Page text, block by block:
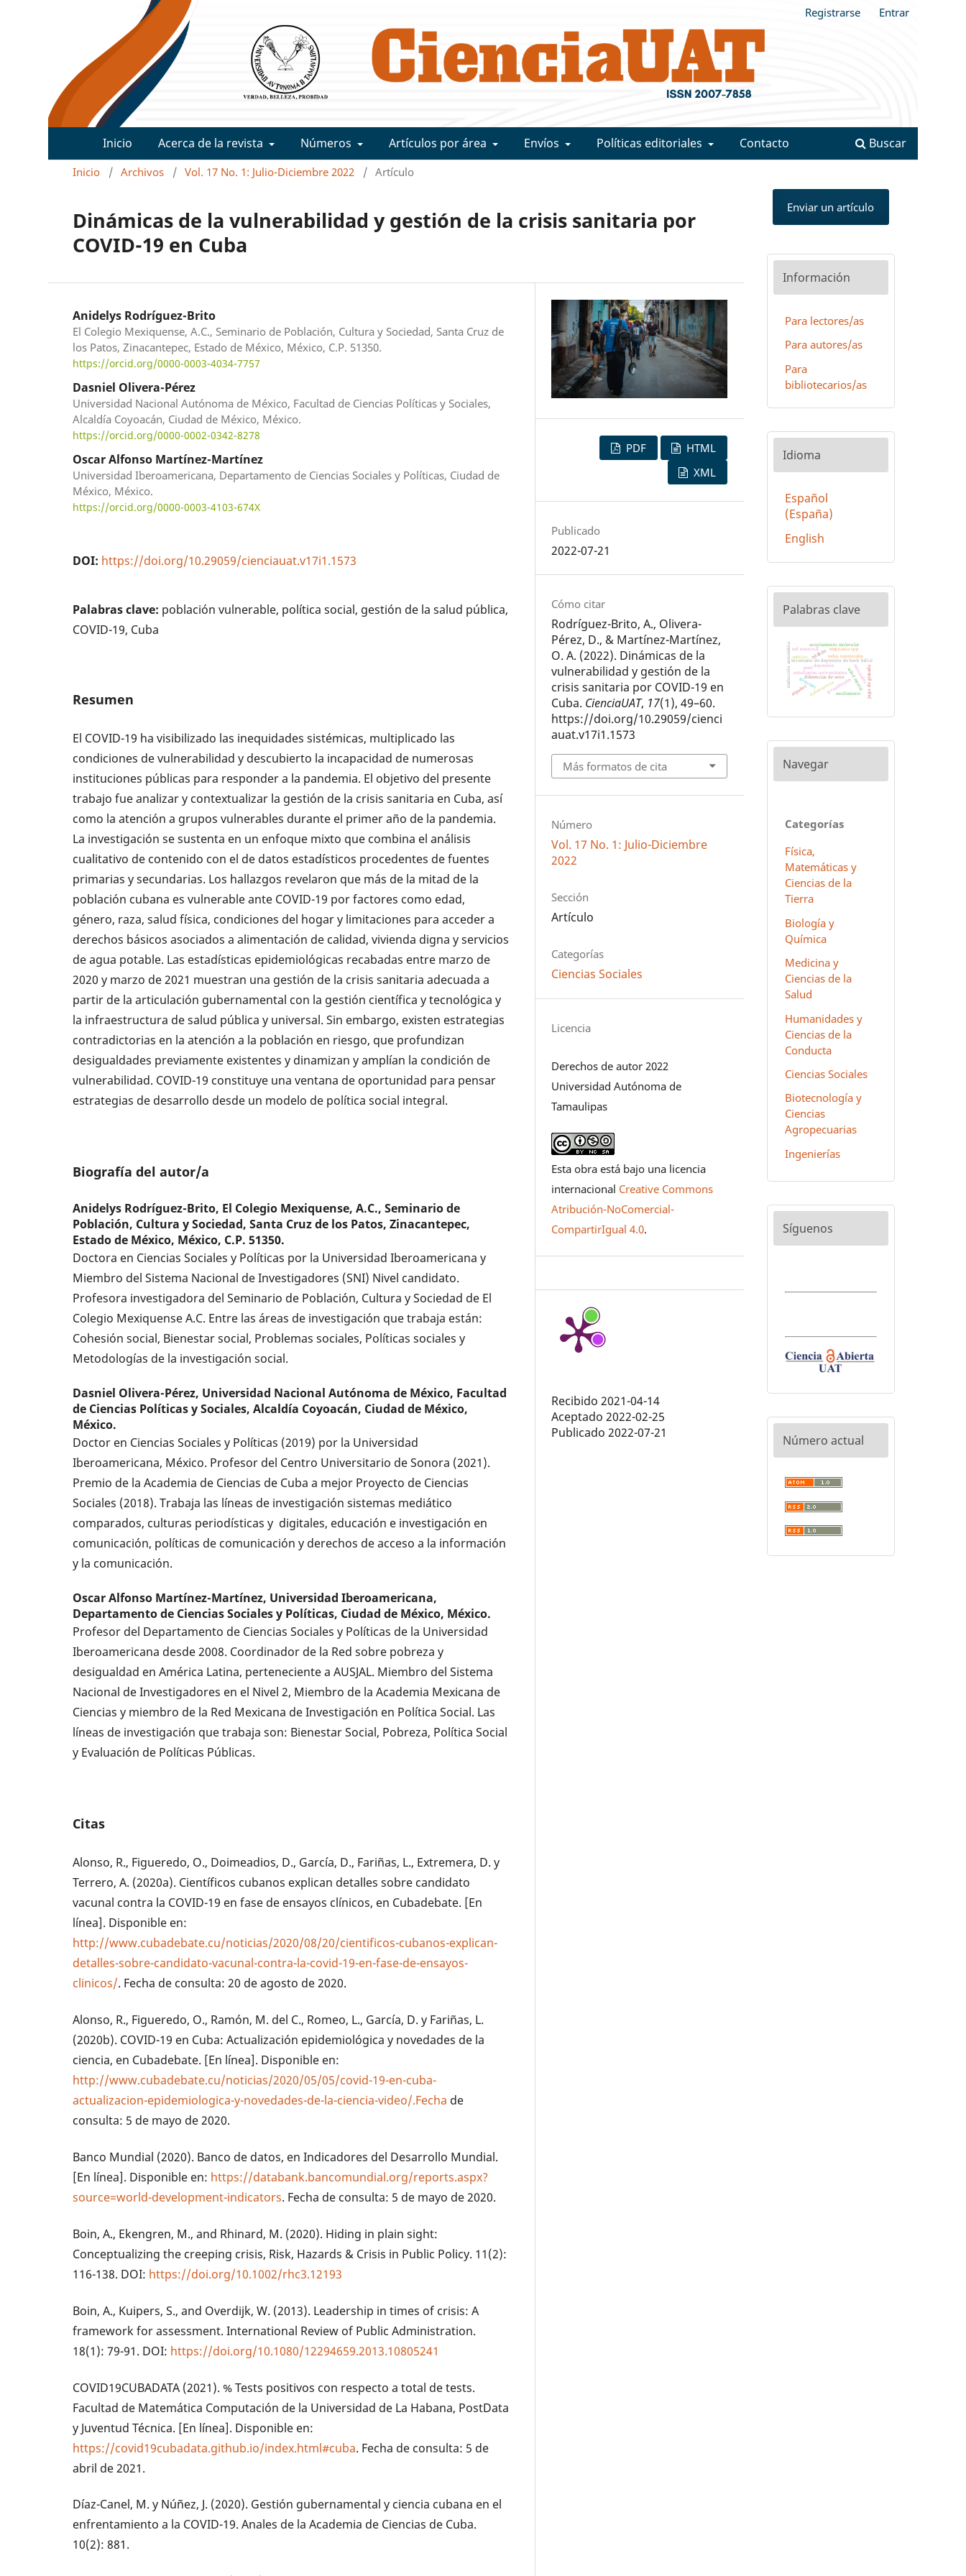
Inicio Acerca de la revista Números Artículos por área Envíos Políticas editoriales Contacto Buscar
Registrarse Entrar
Inicio / Archivos / Vol. 17 No. 1: Julio-Diciembre 2022 / Artículo
Dinámicas de la vulnerabilidad y gestión de la crisis sanitaria por
COVID-19 en Cuba
Anidelys Rodríguez-Brito
El Colegio Mexiquense, A.C., Seminario de Población, Cultura y Sociedad, Santa Cruz de
los Patos, Zinacantepec, Estado de México, México, C.P. 51350.
https://orcid.org/0000-0003-4034-7757
Dasniel Olivera-Pérez
Universidad Nacional Autónoma de México, Facultad de Ciencias Políticas y Sociales,
Alcaldía Coyoacán, Ciudad de México, México.
https://orcid.org/0000-0002-0342-8278
Oscar Alfonso Martínez-Martínez
Universidad Iberoamericana, Departamento de Ciencias Sociales y Políticas, Ciudad de
México, México.
https://orcid.org/0000-0003-4103-674X
DOI: https://doi.org/10.29059/cienciauat.v17i1.1573
Palabras clave: población vulnerable, política social, gestión de la salud pública,
COVID-19, Cuba
Resumen
El COVID-19 ha visibilizado las inequidades sistémicas, multiplicado las
condiciones de vulnerabilidad y descubierto la incapacidad de numerosas
instituciones públicas para responder a la pandemia. El objetivo del presente
trabajo fue analizar y contextualizar la gestión de la crisis sanitaria en Cuba, así
como la atención a grupos vulnerables durante el primer año de la pandemia.
La investigación se sustenta en un enfoque mixto que combina el análisis
cualitativo de contenido con el de datos estadísticos procedentes de fuentes
primarias y secundarias. Los hallazgos revelaron que más de la mitad de la
población cubana es vulnerable ante COVID-19 por factores como edad,
género, raza, salud física, condiciones del hogar y limitaciones para acceder a
derechos básicos asociados a alimentación de calidad, vivienda digna y servicios
de agua potable. Las estadísticas epidemiológicas recabadas entre marzo de
2020 y marzo de 2021 muestran una gestión de la crisis sanitaria adecuada a
partir de la articulación gubernamental con la gestión científica y tecnológica y
la infraestructura de salud pública y universal. Sin embargo, existen estrategias
contradictorias en la atención a la población en riesgo, que profundizan
desigualdades previamente existentes y dinamizan y amplían la condición de
vulnerabilidad. COVID-19 constituye una ventana de oportunidad para pensar
estrategias de desarrollo desde un modelo de política social integral.
Biografía del autor/a
Anidelys Rodríguez-Brito, El Colegio Mexiquense, A.C., Seminario de
Población, Cultura y Sociedad, Santa Cruz de los Patos, Zinacantepec,
Estado de México, México, C.P. 51350.
Doctora en Ciencias Sociales y Políticas por la Universidad Iberoamericana y
Miembro del Sistema Nacional de Investigadores (SNI) Nivel candidato.
Profesora investigadora del Seminario de Población, Cultura y Sociedad de El
Colegio Mexiquense A.C. Entre las áreas de investigación que trabaja están:
Cohesión social, Bienestar social, Problemas sociales, Políticas sociales y
Metodologías de la investigación social.
Dasniel Olivera-Pérez, Universidad Nacional Autónoma de México, Facultad
de Ciencias Políticas y Sociales, Alcaldía Coyoacán, Ciudad de México,
México.
Doctor en Ciencias Sociales y Políticas (2019) por la Universidad
Iberoamericana, México. Profesor del Centro Universitario de Sonora (2021).
Premio de la Academia de Ciencias de Cuba a mejor Proyecto de Ciencias
Sociales (2018). Trabaja las líneas de investigación sistemas mediático
comparados, culturas periodísticas y digitales, educación e investigación en
comunicación, políticas de comunicación y derechos de acceso a la información
y la comunicación.
Oscar Alfonso Martínez-Martínez, Universidad Iberoamericana,
Departamento de Ciencias Sociales y Políticas, Ciudad de México, México.
Profesor del Departamento de Ciencias Sociales y Políticas de la Universidad
Iberoamericana desde 2008. Coordinador de la Red sobre pobreza y
desigualdad en América Latina, perteneciente a AUSJAL. Miembro del Sistema
Nacional de Investigadores en el Nivel 2, Miembro de la Academia Mexicana de
Ciencias y miembro de la Red Mexicana de Investigación en Política Social. Las
líneas de investigación que trabaja son: Bienestar Social, Pobreza, Política Social
y Evaluación de Políticas Públicas.
Citas
Alonso, R., Figueredo, O., Doimeadios, D., García, D., Fariñas, L., Extremera, D. y
Terrero, A. (2020a). Científicos cubanos explican detalles sobre candidato
vacunal contra la COVID-19 en fase de ensayos clínicos, en Cubadebate. [En
línea]. Disponible en:
http://www.cubadebate.cu/noticias/2020/08/20/cientificos-cubanos-explican-
detalles-sobre-candidato-vacunal-contra-la-covid-19-en-fase-de-ensayos-
clinicos/. Fecha de consulta: 20 de agosto de 2020.
Alonso, R., Figueredo, O., Ramón, M. del C., Romeo, L., García, D. y Fariñas, L.
(2020b). COVID-19 en Cuba: Actualización epidemiológica y novedades de la
ciencia, en Cubadebate. [En línea]. Disponible en:
http://www.cubadebate.cu/noticias/2020/05/05/covid-19-en-cuba-
actualizacion-epidemiologica-y-novedades-de-la-ciencia-video/.Fecha de
consulta: 5 de mayo de 2020.
Banco Mundial (2020). Banco de datos, en Indicadores del Desarrollo Mundial.
[En línea]. Disponible en: https://databank.bancomundial.org/reports.aspx?
source=world-development-indicators. Fecha de consulta: 5 de mayo de 2020.
Boin, A., Ekengren, M., and Rhinard, M. (2020). Hiding in plain sight:
Conceptualizing the creeping crisis, Risk, Hazards & Crisis in Public Policy. 11(2):
116-138. DOI: https://doi.org/10.1002/rhc3.12193
Boin, A., Kuipers, S., and Overdijk, W. (2013). Leadership in times of crisis: A
framework for assessment. International Review of Public Administration.
18(1): 79-91. DOI: https://doi.org/10.1080/12294659.2013.10805241
COVID19CUBADATA (2021). % Tests positivos con respecto a total de tests.
Facultad de Matemática Computación de la Universidad de La Habana, PostData
y Juventud Técnica. [En línea]. Disponible en:
https://covid19cubadata.github.io/index.html#cuba. Fecha de consulta: 5 de
abril de 2021.
Díaz-Canel, M. y Núñez, J. (2020). Gestión gubernamental y ciencia cubana en el
enfrentamiento a la COVID-19. Anales de la Academia de Ciencias de Cuba.
10(2): 881.
PDF
HTML
XML
Publicado
2022-07-21
Cómo citar
Rodríguez-Brito, A., Olivera-
Pérez, D., & Martínez-Martínez,
O. A. (2022). Dinámicas de la
vulnerabilidad y gestión de la
crisis sanitaria por COVID-19 en
Cuba. CienciaUAT, 17(1), 49–60.
https://doi.org/10.29059/cienci
auat.v17i1.1573
Más formatos de cita
Número
Vol. 17 No. 1: Julio-Diciembre
2022
Sección
Artículo
Categorías
Ciencias Sociales
Licencia
Derechos de autor 2022
Universidad Autónoma de
Tamaulipas
Esta obra está bajo una licencia
internacional Creative Commons
Atribución-NoComercial-
CompartirIgual 4.0.
Recibido 2021-04-14
Aceptado 2022-02-25
Publicado 2022-07-21
Enviar un artículo
Información
Para lectores/as
Para autores/as
Para
bibliotecarios/as
Idioma
Español
(España)
English
Palabras clave
depresión
estudiantes universitarios
diferencias de sexo
inventario de depresión de beck bdi-ii
salud mental
g-cuádruples
genomas antivirales
delincuencia
perú
traducción automática hñähñu
español
redes neuronales
red neuronal
acoplamiento molecular
méxico
rendimiento
empoasca spp
jugo de granada
Navegar
Categorías
Física,
Matemáticas y
Ciencias de la
Tierra
Biología y
Química
Medicina y
Ciencias de la
Salud
Humanidades y
Ciencias de la
Conducta
Ciencias Sociales
Biotecnología y
Ciencias
Agropecuarias
Ingenierías
Síguenos
Número actual